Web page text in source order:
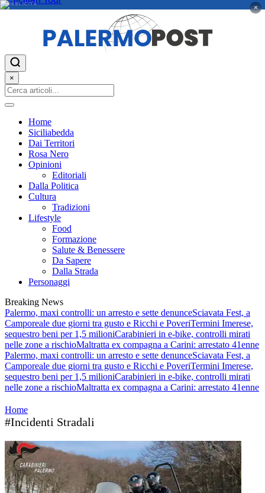
PUBBLICITÀ ×
×
Home
Siciliabedda
Dai Territori
Rosa Nero
Opinioni
Editoriali
Dalla Politica
Cultura
Tradizioni
Lifestyle
Food
Formazione
Salute & Benessere
Da Sapere
Dalla Strada
Personaggi
Breaking News
Palermo, maxi controlli: un arresto e sette denunceSciavata Fest, a
Camporeale due giorni tra gusto e Ricchi e PoveriTermini Imerese,
sequestro beni per 1,5 milioniCarabinieri in e-bike, controlli mirati
nelle zone a rischioMaltratta ex compagna a Carini: arrestato 41enne
Palermo, maxi controlli: un arresto e sette denunceSciavata Fest, a
Camporeale due giorni tra gusto e Ricchi e PoveriTermini Imerese,
sequestro beni per 1,5 milioniCarabinieri in e-bike, controlli mirati
nelle zone a rischioMaltratta ex compagna a Carini: arrestato 41enne
Home
#Incidenti Stradali